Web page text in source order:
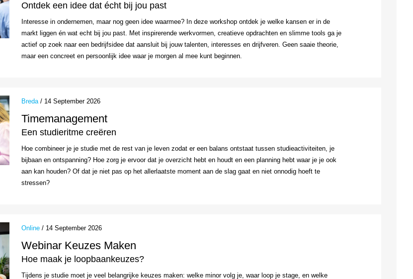
Ontdek een idee dat écht bij jou past
Interesse in ondernemen, maar nog geen idee waarmee? In deze workshop ontdek je welke kansen er in de
markt liggen én wat echt bij jou past. Met inspirerende werkvormen, creatieve opdrachten en slimme tools ga je
actief op zoek naar een bedrijfsidee dat aansluit bij jouw talenten, interesses en drijfveren. Geen saaie theorie,
maar een concreet en persoonlijk idee waar je morgen al mee kunt beginnen.
Breda / 14 September 2026
Timemanagement
Een studieritme creëren
Hoe combineer je je studie met de rest van je leven zodat er een balans ontstaat tussen studieactiviteiten, je
bijbaan en ontspanning? Hoe zorg je ervoor dat je overzicht hebt en houdt en een planning hebt waar je je ook
aan kan houden? Of dat je niet pas op het allerlaatste moment aan de slag gaat en niet onnodig hoeft te
stressen?
Online / 14 September 2026
Webinar Keuzes Maken
Hoe maak je loopbaankeuzes?
Tijdens je studie moet je veel belangrijke keuzes maken: welke minor volg je, waar loop je stage, en welke